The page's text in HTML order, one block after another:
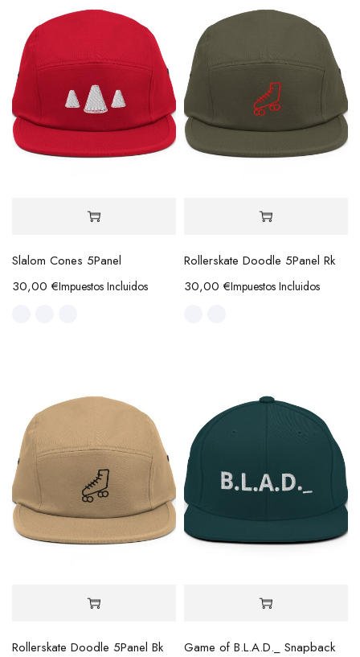
Slalom Cones 5Panel
30,00 €Impuestos Incluidos
Rollerskate Doodle 5Panel Rk
30,00 €Impuestos Incluidos
Rollerskate Doodle 5Panel Bk
Game of B.L.A.D._ Snapback